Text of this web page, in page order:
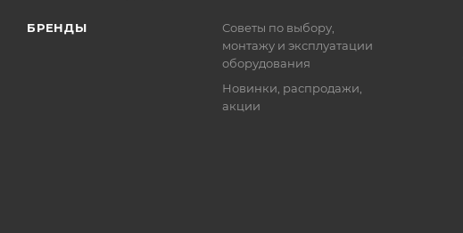
БРЕНДЫ
Советы по выбору,
монтажу и эксплуатации
оборудования
Новинки, распродажи,
акции